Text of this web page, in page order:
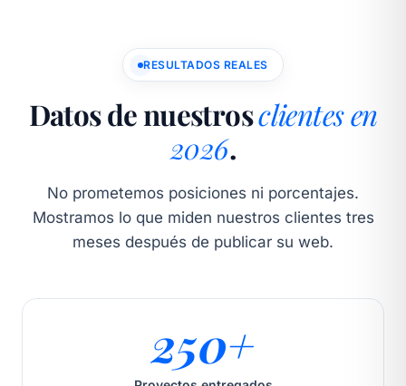
RESULTADOS REALES
Datos de nuestrosclientes en
2026.
No prometemos posiciones ni porcentajes.
Mostramos lo que miden nuestros clientes tres
meses después de publicar su web.
250+